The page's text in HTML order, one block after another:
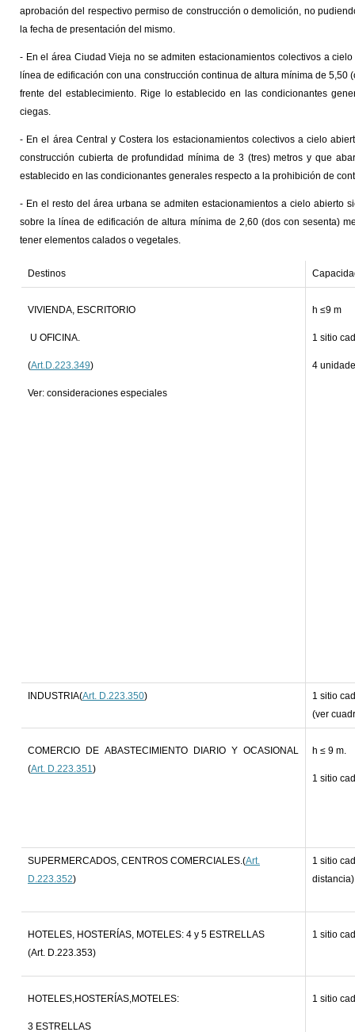
aprobación del respectivo permiso de construcción o demolición, no
la fecha de presentación del mismo.
- En el área Ciudad Vieja no se admiten estacionamientos colectivos a
línea de edificación con una construcción continua de altura mínima de
frente del establecimiento. Rige lo establecido en las condicionantes
ciegas.
- En el área Central y Costera los estacionamientos colectivos a cielo
construcción cubierta de profundidad mínima de 3 (tres) metros y que
establecido en las condicionantes generales respecto a la prohibición de
- En el resto del área urbana se admiten estacionamientos a cielo abierto
sobre la línea de edificación de altura mínima de 2,60 (dos con sesenta)
tener elementos calados o vegetales.
Destinos
VIVIENDA, ESCRITORIO
U OFICINA.
(Art.D.223.349)
Ver: consideraciones especiales
h ≤9 m
1 sitio
4
INDUSTRIA(Art. D.223.350)
1 sitio
(ver
COMERCIO DE ABASTECIMIENTO DIARIO Y OCASIONAL
(Art. D.223.351)
h ≤ 9 m.
1 sitio
SUPERMERCADOS, CENTROS COMERCIALES.(Art.
D.223.352)
1 sitio
HOTELES, HOSTERÍAS, MOTELES: 4 y 5 ESTRELLAS
(Art. D.223.353)
1 sitio
HOTELES,HOSTERÍAS,MOTELES:
3 ESTRELLAS
1 sitio